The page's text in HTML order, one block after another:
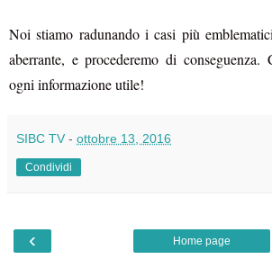
Noi stiamo radunando i casi più
aberrante, e procederemo di conseguenza.
ogni informazione utile!
SIBC TV - ottobre 13, 2016
Condividi
‹ Home page